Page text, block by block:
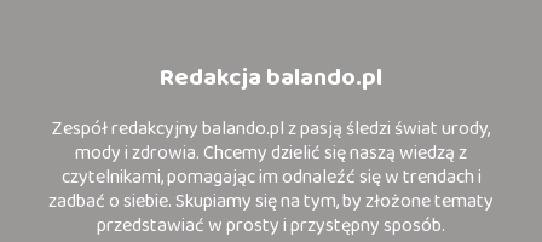
Redakcja balando.pl
Zespół redakcyjny balando.pl z pasją śledzi świat urody,
mody i zdrowia. Chcemy dzielić się naszą wiedzą z
czytelnikami, pomagając im odnaleźć się w trendach i
zadbać o siebie. Skupiamy się na tym, by złożone tematy
przedstawiać w prosty i przystępny sposób.